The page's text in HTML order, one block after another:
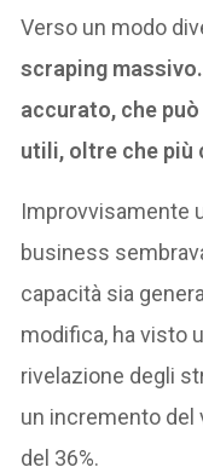
Verso un modo
scraping
accurato, che
utili, oltre che
Improvvisamente
business
capacità sia
modifica, ha visto
rivelazione degli
un incremento del
del 36%.